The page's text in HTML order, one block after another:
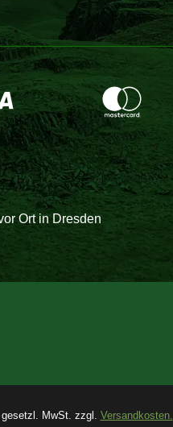
Ort in Dresden
MwSt. zzgl. Versandkosten.